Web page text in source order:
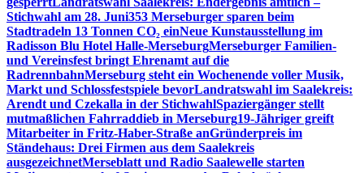
Stichwahl am 28. Juni353 Merseburger sparen beim
Stadtradeln 13 Tonnen CO₂ einNeue Kunstausstellung im
Radisson Blu Hotel Halle-MerseburgMerseburger Familien-
und Vereinsfest bringt Ehrenamt auf die
RadrennbahnMerseburg steht ein Wochenende voller Musik,
Markt und Schlossfestspiele bevorLandratswahl im Saalekreis:
Arendt und Czekalla in der StichwahlSpaziergänger stellt
mutmaßlichen Fahrraddieb in Merseburg19-Jähriger greift
Mitarbeiter in Fritz-Haber-Straße anGründerpreis im
Ständehaus: Drei Firmen aus dem Saalekreis
ausgezeichnetMerseblatt und Radio Saalewelle starten